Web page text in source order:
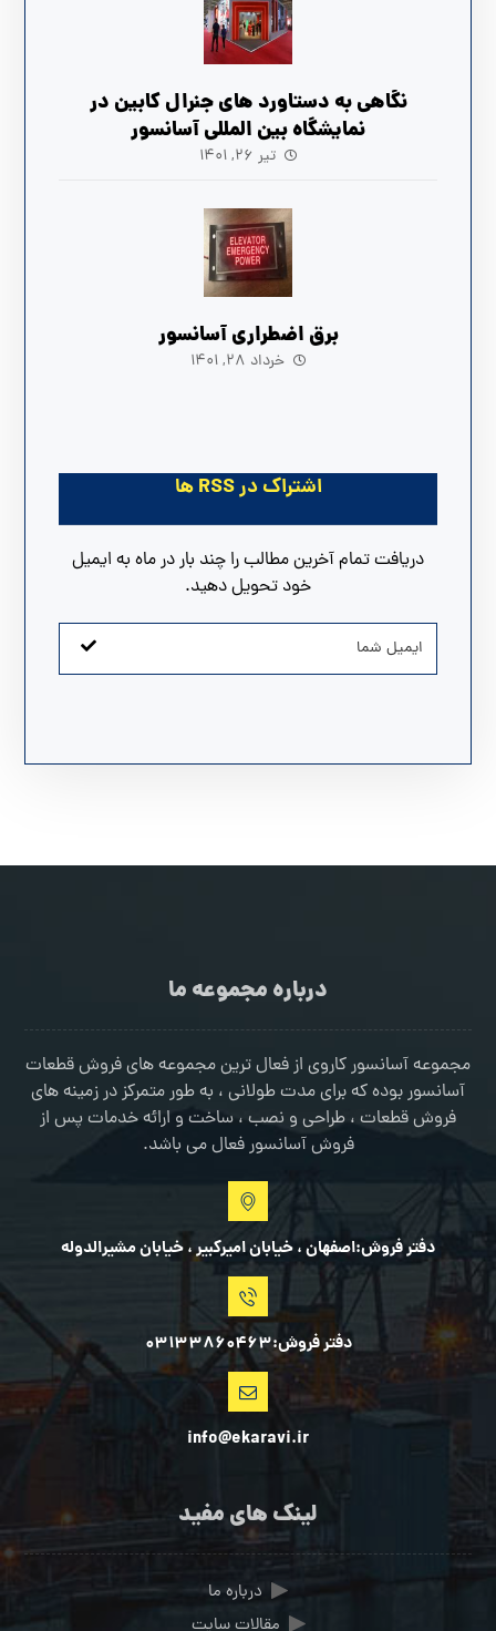
نگاهی به دستاورد های جنرال کابین در
نمایشگاه بین المللی آسانسور
تیر ۲۶, ۱۴۰۱
برق اضطراری آسانسور
خرداد ۲۸, ۱۴۰۱
اشتراک در RSS ها
دریافت تمام آخرین مطالب را چند بار در ماه به ایمیل
خود تحویل دهید.
درباره مجموعه ما
مجموعه آسانسور کاروی از فعال ترین مجموعه های فروش قطعات
آسانسور بوده که برای مدت طولانی ، به طور متمرکز در زمینه های
فروش قطعات ، طراحی و نصب ، ساخت و ارائه خدمات پس از
فروش آسانسور فعال می باشد.
دفتر فروش:اصفهان ، خیابان امیرکبیر ، خیابان مشیرالدوله
دفتر فروش:03133860463
info@ekaravi.ir
لینک های مفید
درباره ما
مقالات سایت